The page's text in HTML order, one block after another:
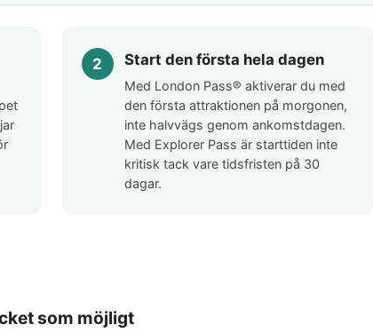
Start den första hela dagen
Med London Pass® aktiverar du med
den första attraktionen på morgonen,
inte halvvägs genom ankomstdagen.
Med Explorer Pass är starttiden inte
kritisk tack vare tidsfristen på 30
dagar.
som möjligt